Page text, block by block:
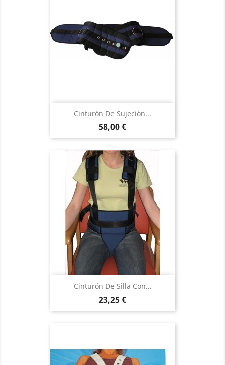
Cinturón De Sujeción...
Precio
58,00 €
Cinturón De Silla Con...
Precio
23,25 €